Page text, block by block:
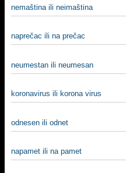
nemaština ili neimaština
naprečac ili na prečac
neumestan ili neumesan
koronavirus ili korona virus
odnesen ili odnet
napamet ili na pamet